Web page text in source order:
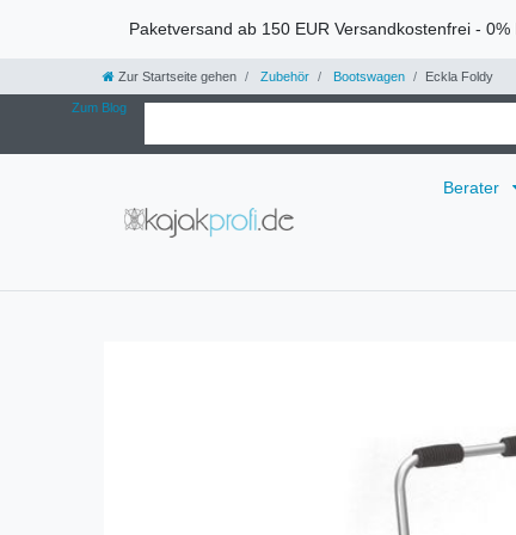
Paketversand ab 150 EUR Versandkostenfrei -
Zur Startseite gehen Zubehör Bootswagen Eckla Foldy
Zum Blog
Berater